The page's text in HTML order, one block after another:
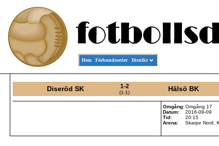
Hem Förbundsserier Distrikt
Diseröd SK 1-2
(1-1) Hälsö BK
Omgång:Omgång 17
Datum:
2016-09-09
Tid:
20:15
Arena:
Skarpe Nord,